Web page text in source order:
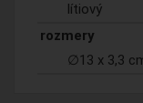
lítiový
rozmery
∅13 x 3,3